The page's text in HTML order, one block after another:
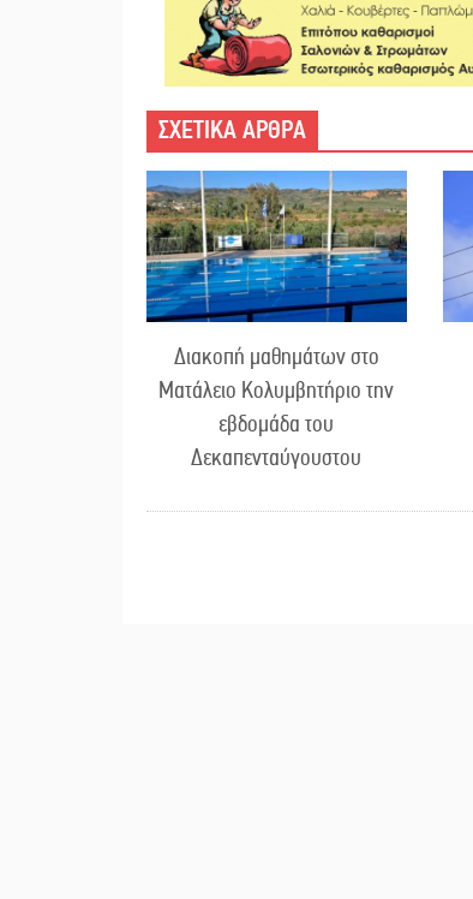
ΣΧΕΤΙΚΑ ΑΡΘΡΑ
Διακοπή μαθημάτων στο
Ματάλειο Κολυμβητήριο την
εβδομάδα του
Δεκαπενταύγουστου